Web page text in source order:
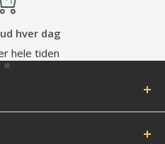
hver dag
hele tiden